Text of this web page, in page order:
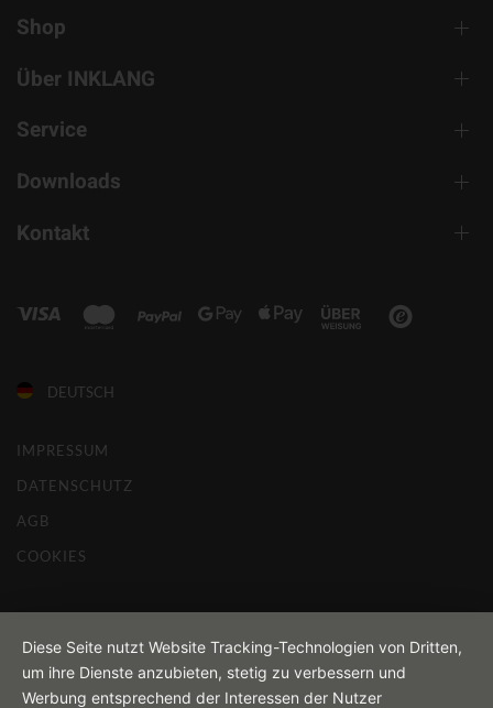
Shop
Über INKLANG
Service
Downloads
Kontakt
DEUTSCH
IMPRESSUM
DATENSCHUTZ
AGB
COOKIES
Diese Seite nutzt Website Tracking-Technologien von Dritten,
um ihre Dienste anzubieten, stetig zu verbessern und
Werbung entsprechend der Interessen der Nutzer